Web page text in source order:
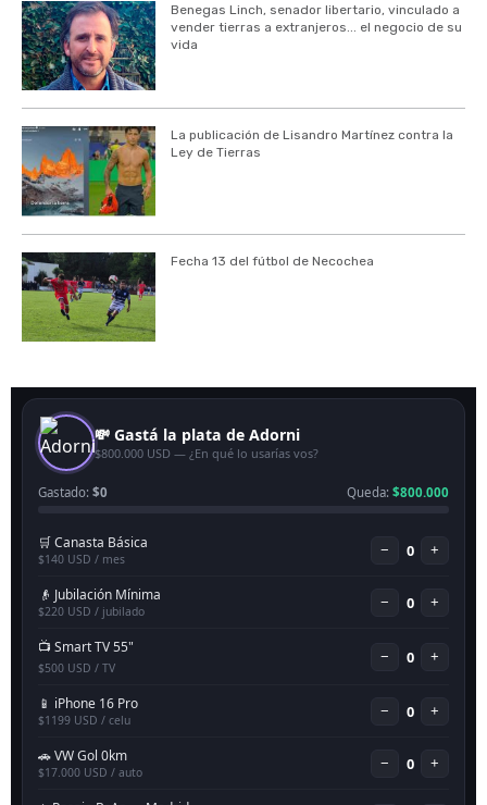
Benegas Linch, senador libertario, vinculado a
vender tierras a extranjeros... el negocio de su
vida
La publicación de Lisandro Martínez contra la
Ley de Tierras
Fecha 13 del fútbol de Necochea